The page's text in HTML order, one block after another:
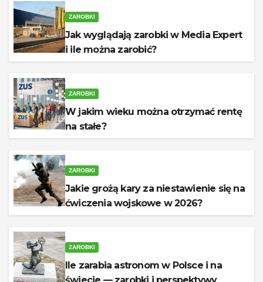
ZAROBKI
Jak wyglądają zarobki w Media Expert
i ile można zarobić?
ZAROBKI
W jakim wieku można otrzymać rentę
na stałe?
ZAROBKI
Jakie grożą kary za niestawienie się na
ćwiczenia wojskowe w 2026?
ZAROBKI
Ile zarabia astronom w Polsce i na
świecie — zarobki i perspektywy